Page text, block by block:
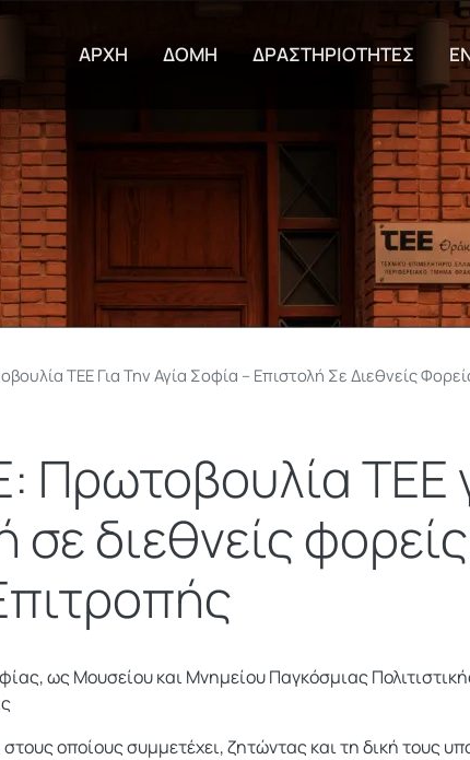
Παράκαμψη προς το κυρίως
ΑΡΧΗ ΔΟΜΗ ΔΡΑΣΤΗΡΙΟΤΗΤΕΣ
ΤΕΕ Για Την Αγία Σοφία – Επιστολή Σε Διεθνείς
Πρωτοβουλία ΤΕΕ
σε διεθνείς
ως Μουσείου και Μνημείου Παγκόσμιας
οποίους συμμετέχει, ζητώντας και τη δική τους